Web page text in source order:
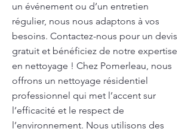
un événement ou d’un entretien
régulier, nous nous adaptons à vos
besoins. Contactez-nous pour un devis
gratuit et bénéficiez de notre expertise
en nettoyage ! Chez Pomerleau, nous
offrons un nettoyage résidentiel
professionnel qui met l’accent sur
l’efficacité et le respect de
l’environnement. Nous utilisons des